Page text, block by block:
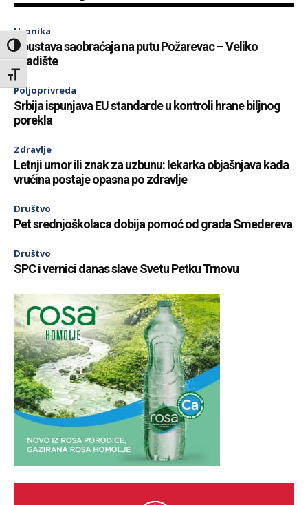
Toggle High Contrast
Toggle Font size
Hronika
Obustava saobraćaja na putu Požarevac – Veliko
Gradište
Poljoprivreda
Srbija ispunjava EU standarde u kontroli hrane biljnog
porekla
Zdravlje
Letnji umor ili znak za uzbunu: lekarka objašnjava kada
vrućina postaje opasna po zdravlje
Društvo
Pet srednjoškolaca dobija pomoć od grada Smedereva
Društvo
SPC i vernici danas slave Svetu Petku Trnovu